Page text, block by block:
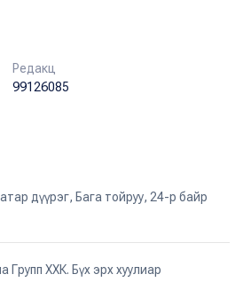
Редакц
99126085
дүүрэг, Бага тойруу, 24-р байр
ХХК. Бүх эрх хуулиар